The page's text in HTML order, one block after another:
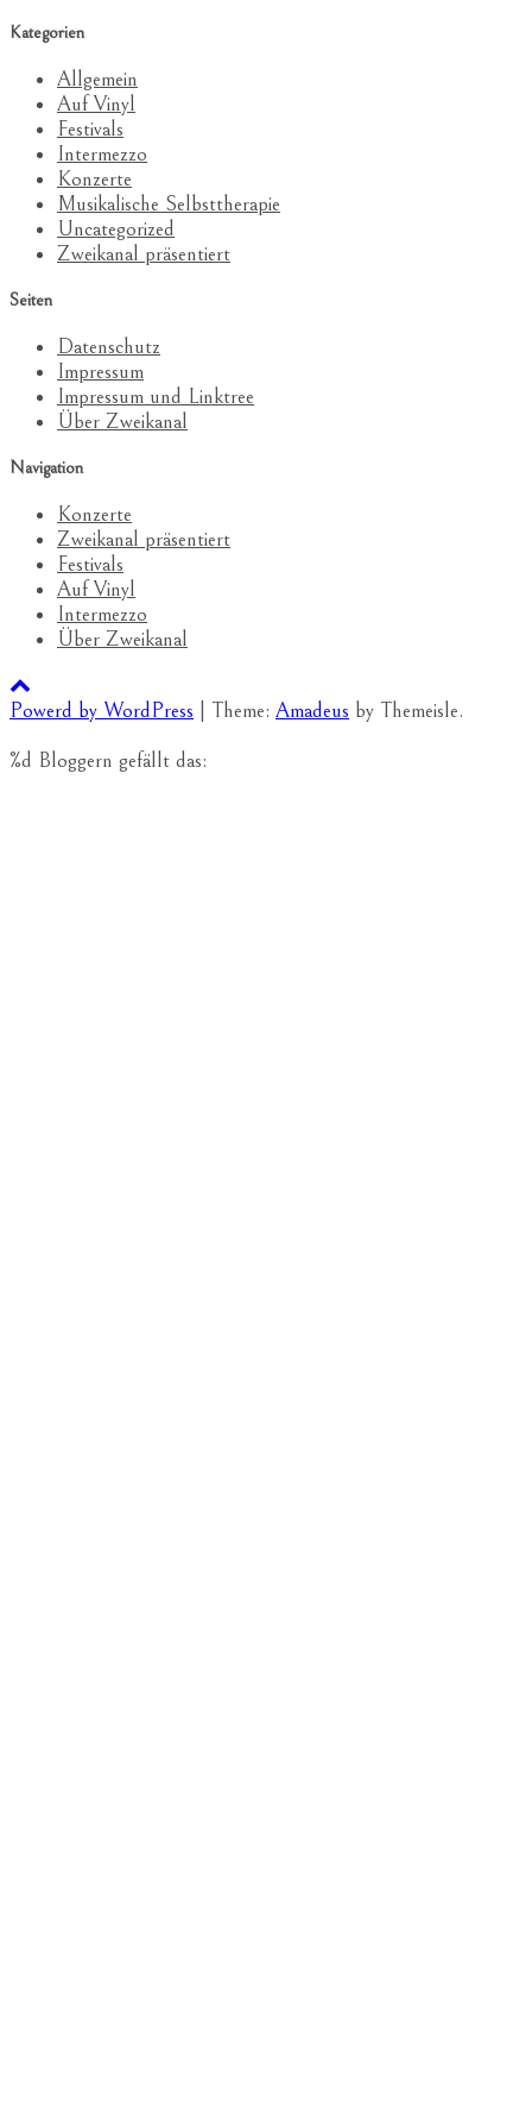
Kategorien
Allgemein
Auf Vinyl
Festivals
Intermezzo
Konzerte
Musikalische Selbsttherapie
Uncategorized
Zweikanal präsentiert
Seiten
Datenschutz
Impressum
Impressum und Linktree
Über Zweikanal
Navigation
Konzerte
Zweikanal präsentiert
Festivals
Auf Vinyl
Intermezzo
Über Zweikanal
Powerd by WordPress Theme: Amadeus by Themeisle.
%d Bloggern gefällt das: